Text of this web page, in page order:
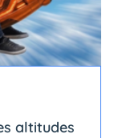
altitudes